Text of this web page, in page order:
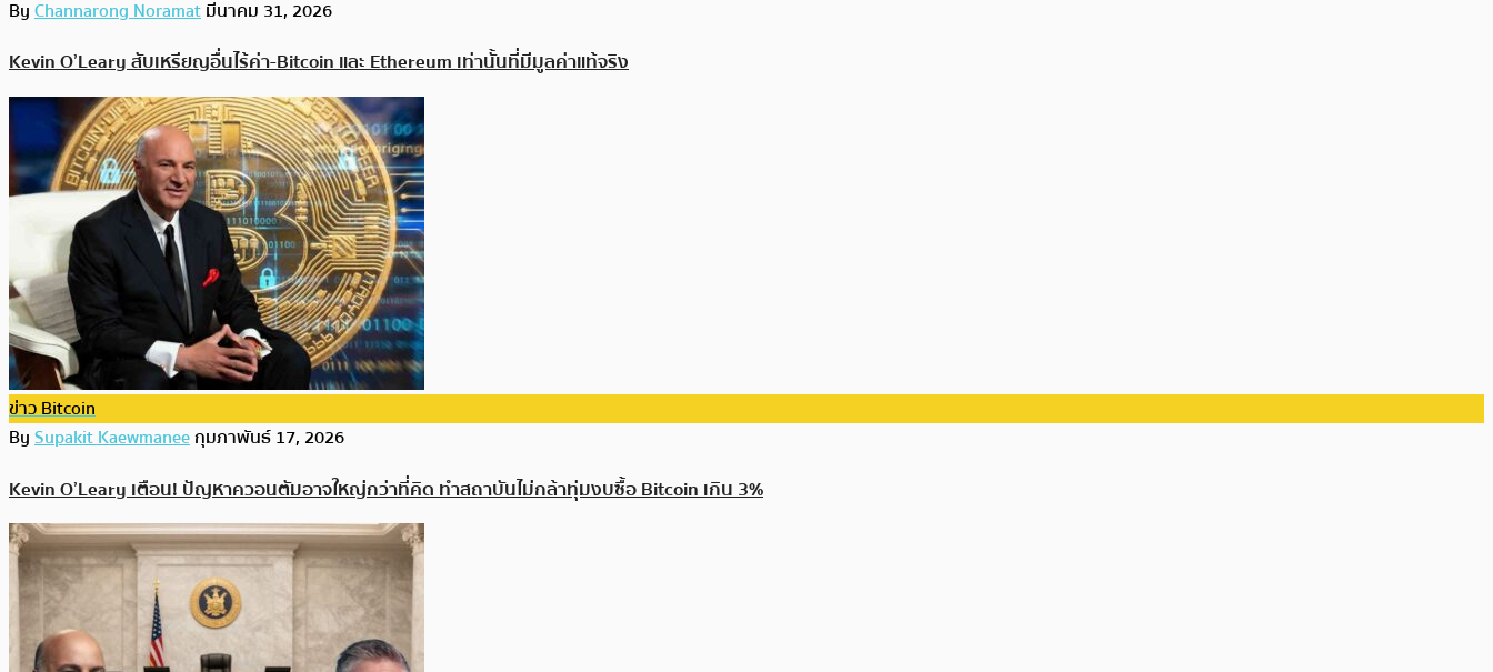
ByChannarong Noramatมีนาคม 31, 2026
Kevin O’Leary สับเหรียญอื่นไร้ค่า-Bitcoin และ Ethereum เท่านั้นที่มีมูลค่าแท้จริง
ข่าว Bitcoin
BySupakit Kaewmaneeกุมภาพันธ์ 17, 2026
Kevin O’Leary เตือน! ปัญหาควอนตัมอาจใหญ่กว่าที่คิด ทำสถาบันไม่กล้าทุ่มงบซื้อ Bitcoin เกิน 3%